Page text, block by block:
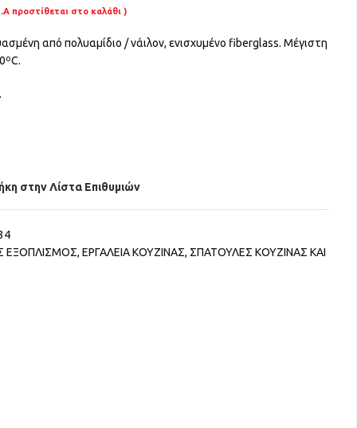
προστίθεται στο καλάθι )
από πολυαμίδιο / νάιλον, ενισχυμένο fiberglass. Μέγιστη
στην Λίστα Επιθυμιών
ΕΞΟΠΛΙΣΜΟΣ, ΕΡΓΑΛΕΙΑ ΚΟΥΖΙΝΑΣ, ΣΠΑΤΟΥΛΕΣ ΚΟΥΖΙΝΑΣ ΚΑΙ